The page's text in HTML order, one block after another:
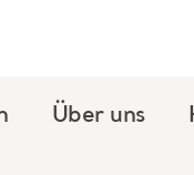
Über uns